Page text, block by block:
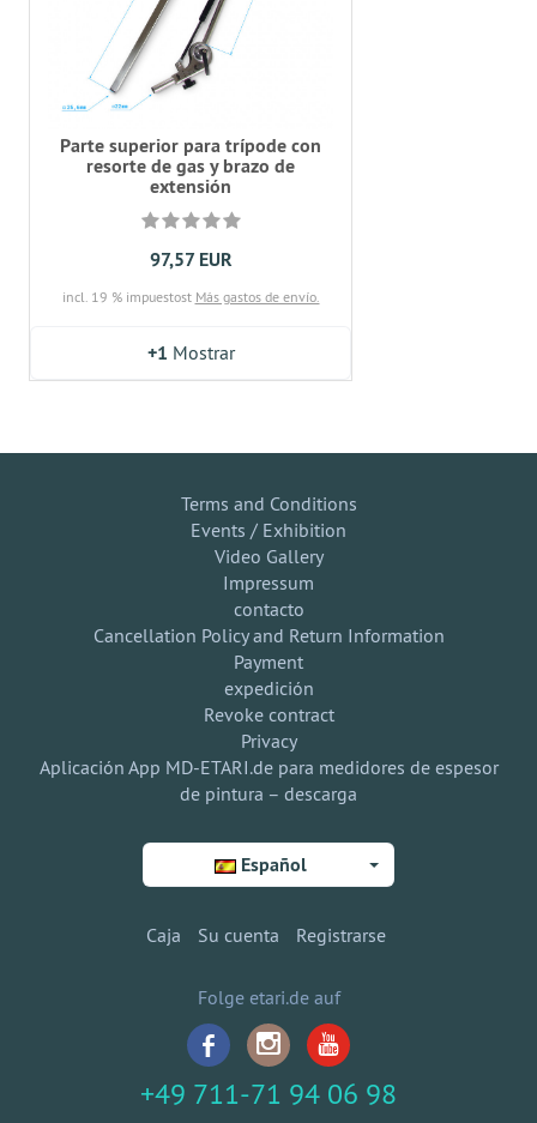
Parte superior para trípode con
resorte de gas y brazo de
extensión
97,57 EUR
incl. 19 % impuestost Más gastos de envío.
+1 Mostrar
Terms and Conditions
Events / Exhibition
Video Gallery
Impressum
contacto
Cancellation Policy and Return Information
Payment
expedición
Revoke contract
Privacy
Aplicación App MD-ETARI.de para medidores de espesor
de pintura – descarga
Español
Caja Su cuenta Registrarse
Folge etari.de auf
+49 711-71 94 06 98